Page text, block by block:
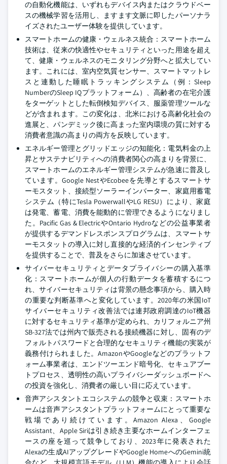
の自動化機能は、いずれもデバイス内またはクラウドベー
スの機械学習を活用し、ますます文脈に即したパーソナラ
イズされたユーザー体験を提供しています。
スマートホームの健康・ウェルネス統合：スマートホーム
技術は、従来の快適性やセキュリティといった用途を超え
て、健康・ウェルネスのモニタリング分野へと拡大してい
ます。これには、室内空気質センサー、スマートマットレ
スと連動した睡眠トラッキングシステム（例：Sleep
NumberのSleep IQプラットフォーム）、高齢者の在宅介護
をターゲットとした転倒検知デバイス、服薬管理ツールな
どが含まれます。この変化は、北米における高齢化社会の
進展と、パンデミック後に高まった室内環境の質に対する
消費者意識の高まりの両方を反映しています。
エネルギー管理とグリッドエッジの知能化：電気料金の上
昇とサステナビリティへの消費者関心の高まりを背景に、
スマートホームのエネルギー管理システムが急速に普及し
ています。Google NestやEcobeeを先導とするスマートサ
ーモスタット、接続型ソーラーインバーター、家庭用蓄電
システム（特にTesla PowerwallやLG RESU）により、家庭
は発電、蓄電、消費を能動的に管理できるようになりまし
た。Pacific Gas & ElectricやOntario Hydroなどの公益事業者
が提供するデマンドレスポンスプログラムは、スマートサ
ーモスタットの導入に対し直接的な経済的インセンティブ
を提供することで、普及をさらに加速させています。
サイバーセキュリティとデータプライバシーの購入基準
化：スマートホームが個人の行動データを蓄積するにつ
れ、サイバーセキュリティは背景の懸念事項から、購入時
の重要な判断基準へと変化しています。2020年の米国IoT
サイバーセキュリティ改善法では連邦政府調達のIoT機器
に対するセキュリティ基準が定められ、カリフォルニア州
SB-327法では州内で販売される接続機器に対し、固有のデ
フォルトパスワードと合理的なセキュリティ機能の実装が
義務付けられました。AmazonやGoogleなどのプラットフ
ォーム事業者は、エンドツーエンド暗号化、セキュアブー
トプロセス、透明性の高いプライバシーダッシュボードへ
の投資を強化し、消費者の厳しい目に応えています。
音声アシスタントエコシステムの競争と収束：スマートホ
ームは音声アシスタントプラットフォームにとって重要な
戦場であり続けています。Amazon Alexa、Google
Assistant、Apple Siriは引き続き主要なホームインターフェ
ースの座を巡って競争しており、2023年に発表された
Alexaの生成AIアップグレードやGoogle HomeへのGemini統